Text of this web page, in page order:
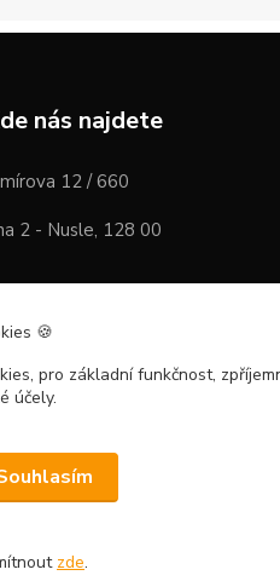
nás najdete
12 / 660
2 - Nusle, 128 00
🍪
pro základní funkčnost,
účely.
zde.